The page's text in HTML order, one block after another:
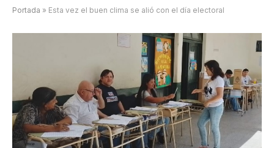
Portada » Esta vez el buen clima se alió con el día electoral